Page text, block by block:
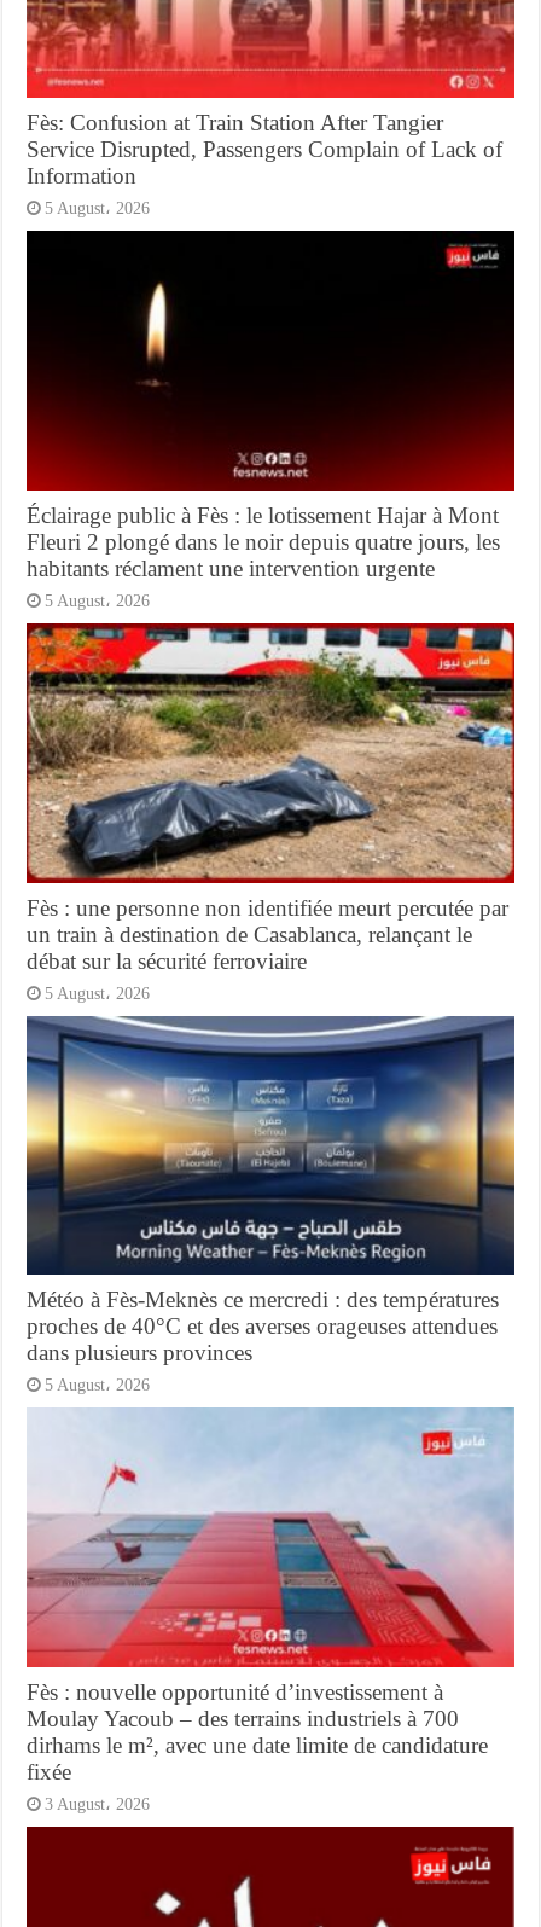
Fès: Confusion at Train Station After Tangier
Service Disrupted, Passengers Complain of Lack of
Information
5 August، 2026
Éclairage public à Fès : le lotissement Hajar à Mont
Fleuri 2 plongé dans le noir depuis quatre jours, les
habitants réclament une intervention urgente
5 August، 2026
Fès : une personne non identifiée meurt percutée par
un train à destination de Casablanca, relançant le
débat sur la sécurité ferroviaire
5 August، 2026
Météo à Fès-Meknès ce mercredi : des températures
proches de 40°C et des averses orageuses attendues
dans plusieurs provinces
5 August، 2026
Fès : nouvelle opportunité d’investissement à
Moulay Yacoub – des terrains industriels à 700
dirhams le m², avec une date limite de candidature
fixée
3 August، 2026